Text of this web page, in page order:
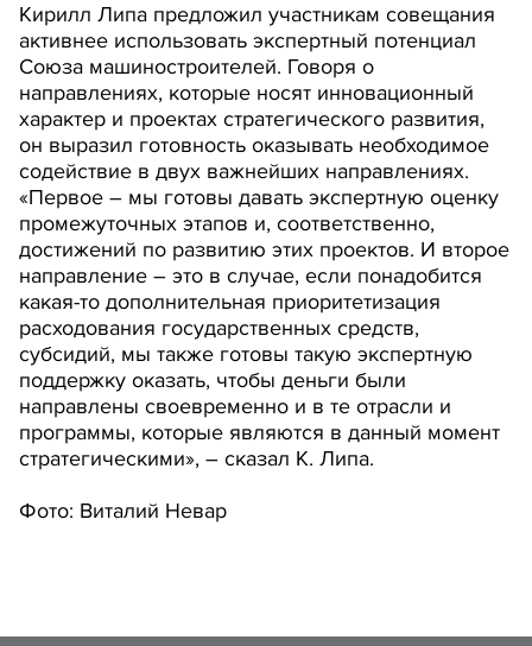
Кирилл Липа предложил участникам совещания
активнее использовать экспертный потенциал
Союза машиностроителей. Говоря о
направлениях, которые носят инновационный
характер и проектах стратегического развития,
он выразил готовность оказывать необходимое
содействие в двух важнейших направлениях.
«Первое – мы готовы давать экспертную оценку
промежуточных этапов и, соответственно,
достижений по развитию этих проектов. И второе
направление – это в случае, если понадобится
какая-то дополнительная приоритетизация
расходования государственных средств,
субсидий, мы также готовы такую экспертную
поддержку оказать, чтобы деньги были
направлены своевременно и в те отрасли и
программы, которые являются в данный момент
стратегическими», – сказал К. Липа.
Фото: Виталий Невар